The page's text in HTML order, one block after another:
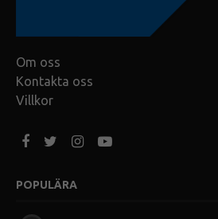
Om oss
Kontakta oss
Villkor
POPULÄRA